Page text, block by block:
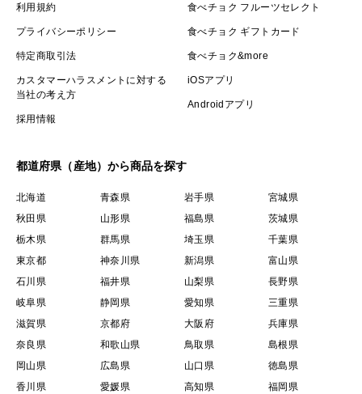
利用規約
プライバシーポリシー
特定商取引法
カスタマーハラスメントに対する
当社の考え方
採用情報
食べチョク フルーツセレクト
食べチョク ギフトカード
食べチョク&more
iOSアプリ
Androidアプリ
都道府県（産地）から商品を探す
北海道 青森県 岩手県
宮城県
秋田県
山形県 福島県
茨城県
栃木県
群馬県 埼玉県
千葉県
東京都
神奈川県 新潟県
富山県
石川県
福井県 山梨県
長野県
岐阜県
静岡県 愛知県
三重県
滋賀県
京都府 大阪府
兵庫県
奈良県
和歌山県 鳥取県
島根県
岡山県
広島県 山口県
徳島県
香川県
愛媛県 高知県 福岡県